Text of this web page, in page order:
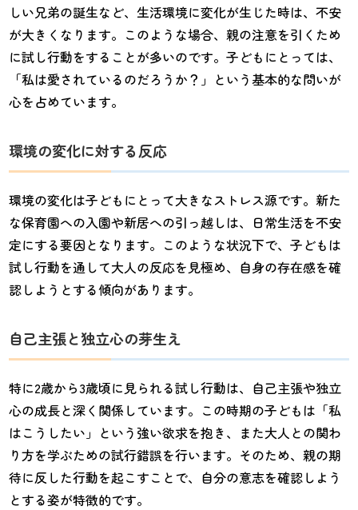
しい兄弟の誕生など、生活環境に変化が生じた時は、不安
が大きくなります。このような場合、親の注意を引くため
に試し行動をすることが多いのです。子どもにとっては、
「私は愛されているのだろうか？」という基本的な問いが
心を占めています。
環境の変化に対する反応
環境の変化は子どもにとって大きなストレス源です。新た
な保育園への入園や新居への引っ越しは、日常生活を不安
定にする要因となります。このような状況下で、子どもは
試し行動を通して大人の反応を見極め、自身の存在感を確
認しようとする傾向があります。
自己主張と独立心の芽生え
特に2歳から3歳頃に見られる試し行動は、自己主張や独立
心の成長と深く関係しています。この時期の子どもは「私
はこうしたい」という強い欲求を抱き、また大人との関わ
り方を学ぶための試行錯誤を行います。そのため、親の期
待に反した行動を起こすことで、自分の意志を確認しよう
とする姿が特徴的です。